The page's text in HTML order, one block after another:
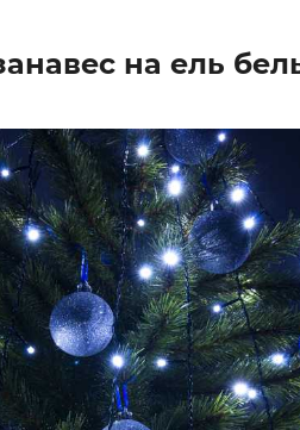
на ель